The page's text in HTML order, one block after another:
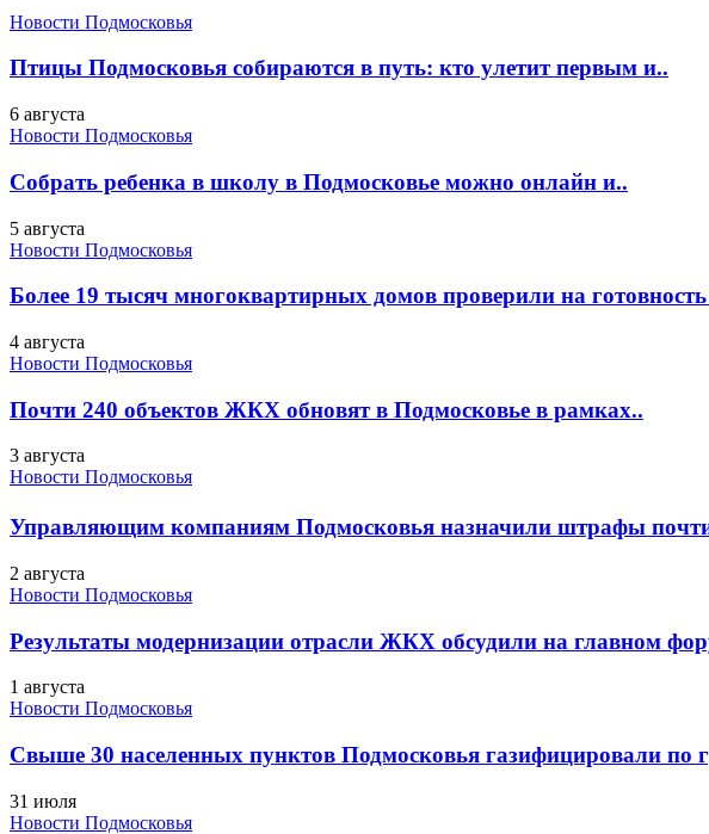
Новости Подмосковья
Птицы Подмосковья собираются в путь: кто улетит первым и..
6 августа
Новости Подмосковья
Собрать ребенка в школу в Подмосковье можно онлайн и..
5 августа
Новости Подмосковья
Более 19 тысяч многоквартирных домов проверили на
4 августа
Новости Подмосковья
Почти 240 объектов ЖКХ обновят в Подмосковье в рамках..
3 августа
Новости Подмосковья
Управляющим компаниям Подмосковья назначили штрафы
2 августа
Новости Подмосковья
Результаты модернизации отрасли ЖКХ обсудили на главном
1 августа
Новости Подмосковья
Свыше 30 населенных пунктов Подмосковья газифицировали по
31 июля
Новости Подмосковья